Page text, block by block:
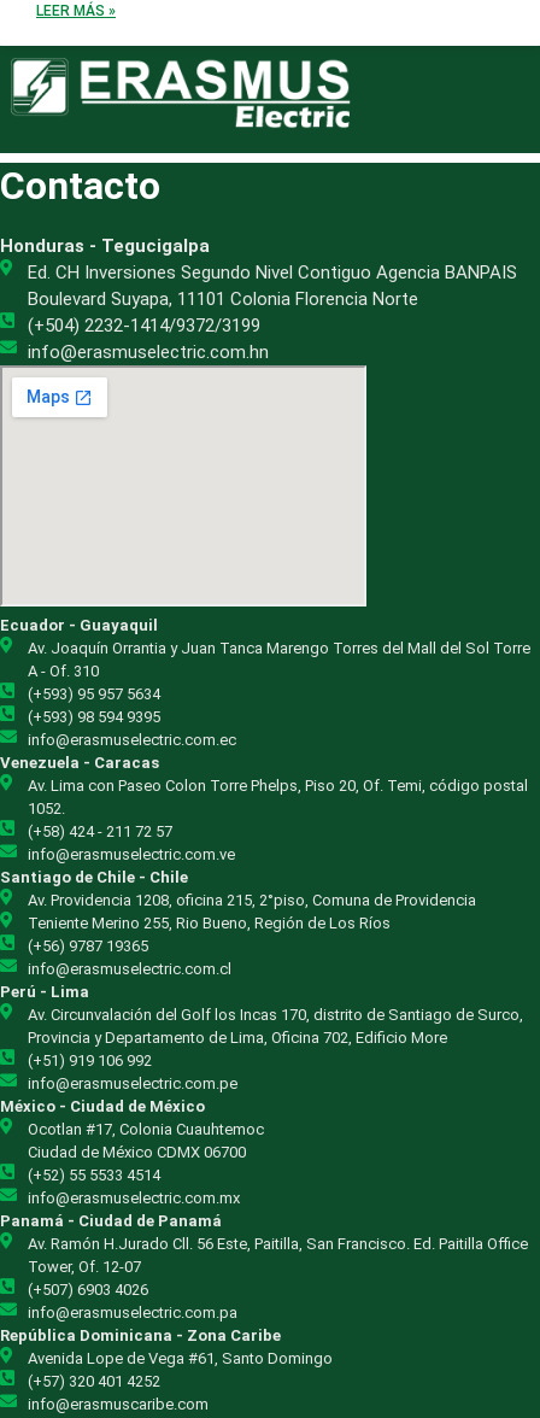
LEER MÁS »
Contacto
Honduras - Tegucigalpa
Ed. CH Inversiones Segundo Nivel Contiguo Agencia BANPAIS
Boulevard Suyapa, 11101 Colonia Florencia Norte
(+504) 2232-1414/9372/3199
info@erasmuselectric.com.hn
Ecuador - Guayaquil
Av. Joaquín Orrantia y Juan Tanca Marengo Torres del Mall del Sol Torre
A - Of. 310
(+593) 95 957 5634
(+593) 98 594 9395
info@erasmuselectric.com.ec
Venezuela - Caracas
Av. Lima con Paseo Colon Torre Phelps, Piso 20, Of. Temi, código postal
1052.
(+58) 424 - 211 72 57
info@erasmuselectric.com.ve
Santiago de Chile - Chile
Av. Providencia 1208, oficina 215, 2°piso, Comuna de Providencia
Teniente Merino 255, Rio Bueno, Región de Los Ríos
(+56) 9787 19365
info@erasmuselectric.com.cl
Perú - Lima
Av. Circunvalación del Golf los Incas 170, distrito de Santiago de Surco,
Provincia y Departamento de Lima, Oficina 702, Edificio More
(+51) 919 106 992
info@erasmuselectric.com.pe
México - Ciudad de México
Ocotlan #17, Colonia Cuauhtemoc
Ciudad de México CDMX 06700
(+52) 55 5533 4514
info@erasmuselectric.com.mx
Panamá - Ciudad de Panamá
Av. Ramón H.Jurado Cll. 56 Este, Paitilla, San Francisco. Ed. Paitilla Office
Tower, Of. 12-07
(+507) 6903 4026
info@erasmuselectric.com.pa
República Dominicana - Zona Caribe
Avenida Lope de Vega #61, Santo Domingo
(+57) 320 401 4252
info@erasmuscaribe.com